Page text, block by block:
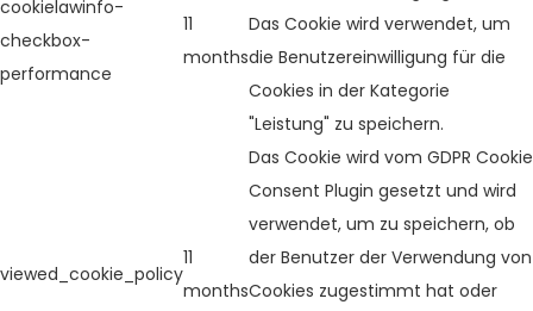
cookielawinfo-
checkbox-
performance
11
months
Das Cookie wird verwendet, um
die Benutzereinwilligung für die
Cookies in der Kategorie
"Leistung" zu speichern.
viewed_cookie_policy
11
months
Das Cookie wird vom GDPR Cookie
Consent Plugin gesetzt und wird
verwendet, um zu speichern, ob
der Benutzer der Verwendung von
Cookies zugestimmt hat oder